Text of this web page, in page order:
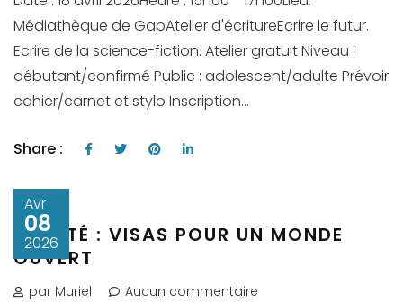
Médiathèque de GapAtelier d'écritureEcrire le futur.
Ecrire de la science-fiction. Atelier gratuit Niveau :
débutant/confirmé Public : adolescent/adulte Prévoir
cahier/carnet et stylo Inscription...
Share :
Avr
08
2026
LIBERTÉ : VISAS POUR UN MONDE
OUVERT
par Muriel Aucun commentaire